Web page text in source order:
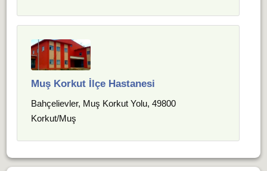
Muş Korkut İlçe Hastanesi
Bahçelievler, Muş Korkut Yolu, 49800
Korkut/Muş